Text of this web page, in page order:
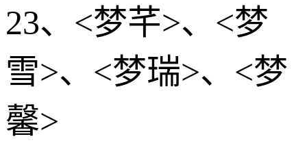
23、<梦芊>、<梦
雪>、<梦瑞>、<梦
馨>